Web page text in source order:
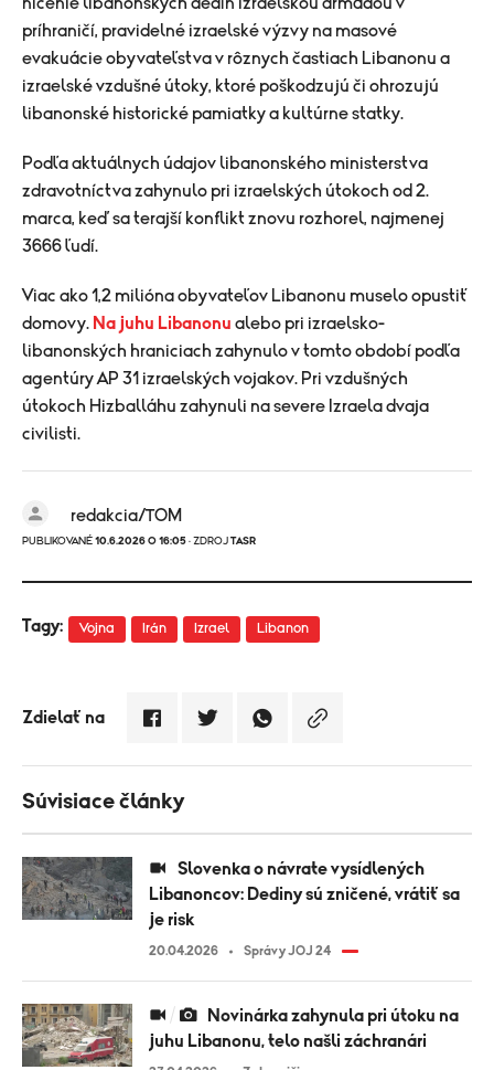
príhraničí, pravidelné izraelské výzvy na masové
evakuácie obyvateľstva v rôznych častiach Libanonu a
izraelské vzdušné útoky, ktoré poškodzujú či ohrozujú
libanonské historické pamiatky a kultúrne statky.
Podľa aktuálnych údajov libanonského ministerstva
zdravotníctva zahynulo pri izraelských útokoch od 2.
marca, keď sa terajší konflikt znovu rozhorel, najmenej
3666 ľudí.
Viac ako 1,2 milióna obyvateľov Libanonu muselo opustiť
domovy. Na juhu Libanonu alebo pri izraelsko-
libanonských hraniciach zahynulo v tomto období podľa
agentúry AP 31 izraelských vojakov. Pri vzdušných
útokoch Hizballáhu zahynuli na severe Izraela dvaja
civilisti.
redakcia/TOM
PUBLIKOVANÉ 10.6.2026 O 16:05 · ZDROJ TASR
Tagy: Vojna Irán Izrael Libanon
Zdielať na
Súvisiace články
Libanoncov: Dediny sú zničené, vrátiť sa
je risk
20.04.2026 Správy JOJ 24
juhu Libanonu, telo našli záchranári